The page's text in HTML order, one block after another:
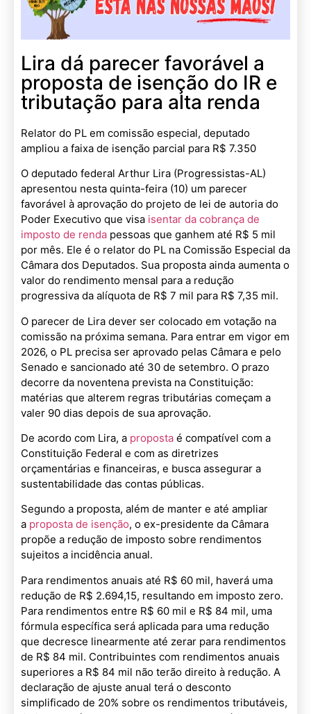
Lira dá parecer favorável a
proposta de isenção do IR e
tributação para alta renda
Relator do PL em comissão especial, deputado
ampliou a faixa de isenção parcial para R$ 7.350
O deputado federal Arthur Lira (Progressistas-AL)
apresentou nesta quinta-feira (10) um parecer
favorável à aprovação do projeto de lei de autoria do
Poder Executivo que visa isentar da cobrança de
imposto de renda pessoas que ganhem até R$ 5 mil
por mês. Ele é o relator do PL na Comissão Especial da
Câmara dos Deputados. Sua proposta ainda aumenta o
valor do rendimento mensal para a redução
progressiva da alíquota de R$ 7 mil para R$ 7,35 mil.
O parecer de Lira dever ser colocado em votação na
comissão na próxima semana. Para entrar em vigor em
2026, o PL precisa ser aprovado pelas Câmara e pelo
Senado e sancionado até 30 de setembro. O prazo
decorre da noventena prevista na Constituição:
matérias que alterem regras tributárias começam a
valer 90 dias depois de sua aprovação.
De acordo com Lira, a proposta é compatível com a
Constituição Federal e com as diretrizes
orçamentárias e financeiras, e busca assegurar a
sustentabilidade das contas públicas.
Segundo a proposta, além de manter e até ampliar
a proposta de isenção, o ex-presidente da Câmara
propõe a redução de imposto sobre rendimentos
sujeitos a incidência anual.
Para rendimentos anuais até R$ 60 mil, haverá uma
redução de R$ 2.694,15, resultando em imposto zero.
Para rendimentos entre R$ 60 mil e R$ 84 mil, uma
fórmula específica será aplicada para uma redução
que decresce linearmente até zerar para rendimentos
de R$ 84 mil. Contribuintes com rendimentos anuais
superiores a R$ 84 mil não terão direito à redução. A
declaração de ajuste anual terá o desconto
simplificado de 20% sobre os rendimentos tributáveis,